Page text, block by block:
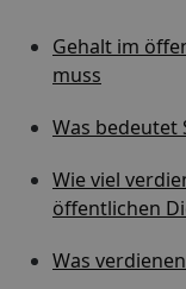
Gehalt im
muss
Was bedeutet
Wie viel
öffentlichen
Was